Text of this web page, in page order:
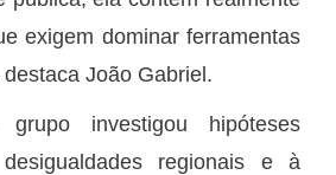
exigem dominar ferramentas
João Gabriel.
investigou hipóteses
regionais e à